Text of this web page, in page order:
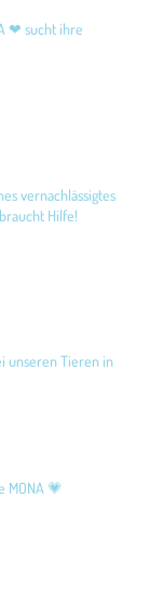
❤ sucht ihre
vernachlässigtes
Hilfe!
unseren Tieren in
MONA 💗